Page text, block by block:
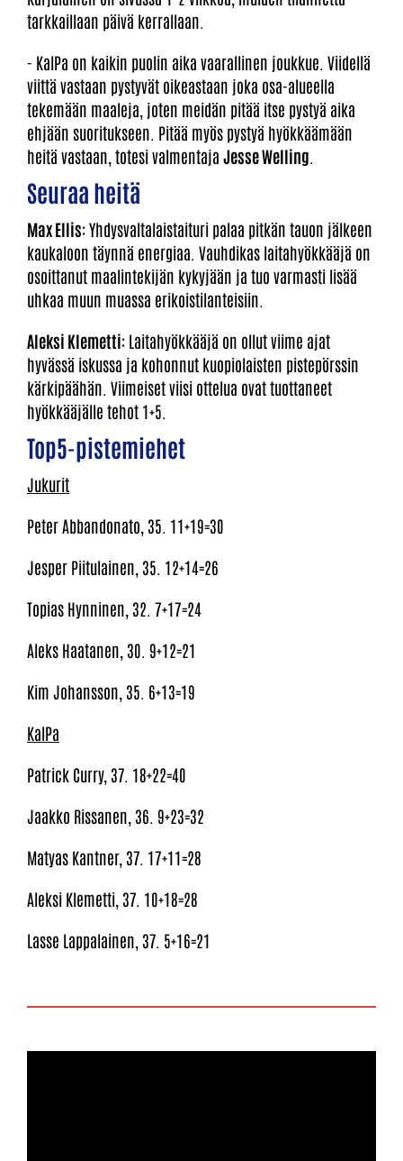
tarkkaillaan päivä kerrallaan.
- KalPa on kaikin puolin aika vaarallinen joukkue. Viidellä
viittä vastaan pystyvät oikeastaan joka osa-alueella
tekemään maaleja, joten meidän pitää itse pystyä aika
ehjään suoritukseen. Pitää myös pystyä hyökkäämään
heitä vastaan, totesi valmentaja Jesse Welling
Seuraa heitä
Max Ellis: Yhdysvaltalaistaituri palaa pitkän tauon jälkeen
kaukaloon täynnä energiaa. Vauhdikas laitahyökkääjä on
osoittanut maalintekijän kykyjään ja tuo varmasti lisää
uhkaa muun muassa erikoistilanteisiin.
Aleksi Klemetti: Laitahyökkääjä on ollut viime ajat
hyvässä iskussa ja kohonnut kuopiolaisten pistepörssin
kärkipäähän. Viimeiset viisi ottelua ovat tuottaneet
hyökkääjälle tehot 1+5.
Top5-pistemiehet
Jukurit
Peter Abbandonato, 35. 11+19=30
Jesper Piitulainen, 35. 12+14=26
Topias Hynninen, 32. 7+17=24
Aleks Haatanen, 30. 9+12=21
Kim Johansson, 35. 6+13=19
KalPa
Patrick Curry, 37. 18+22=40
Jaakko Rissanen, 36. 9+23=32
Matyas Kantner, 37. 17+11=28
Aleksi Klemetti, 37. 10+18=28
Lasse Lappalainen, 37. 5+16=21